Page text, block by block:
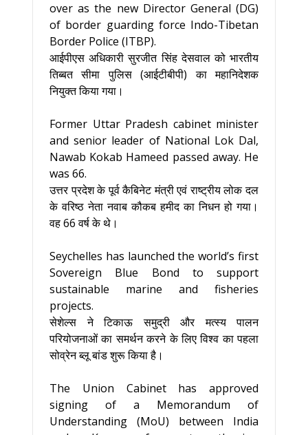
over as the new Director General (DG)
of border guarding force Indo-Tibetan
Border Police (ITBP).
आईपीएस अधिकारी सुरजीत सिंह देसवाल को भारतीय
तिब्बत सीमा पुलिस (आईटीबीपी) का महानिदेशक
नियुक्त किया गया।
Former Uttar Pradesh cabinet minister
and senior leader of National Lok Dal,
Nawab Kokab Hameed passed away. He
was 66.
उत्तर प्रदेश के पूर्व कैबिनेट मंत्री एवं राष्ट्रीय लोक दल
के वरिष्ठ नेता नवाब कौकब हमीद का निधन हो गया।
वह 66 वर्ष के थे।
Seychelles has launched the world’s first
Sovereign Blue Bond to support
sustainable marine and fisheries
projects.
सेशेल्स ने टिकाऊ समुद्री और मत्स्य पालन
परियोजनाओं का समर्थन करने के लिए विश्व का पहला
सोव्रेन ब्लू बांड शुरू किया है।
The Union Cabinet has approved
signing of a Memorandum of
Understanding (MoU) between India